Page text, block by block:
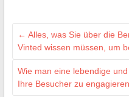
← Alles, was Sie über die
Vinted wissen müssen, um
Wie man eine lebendige
Ihre Besucher zu engagieren